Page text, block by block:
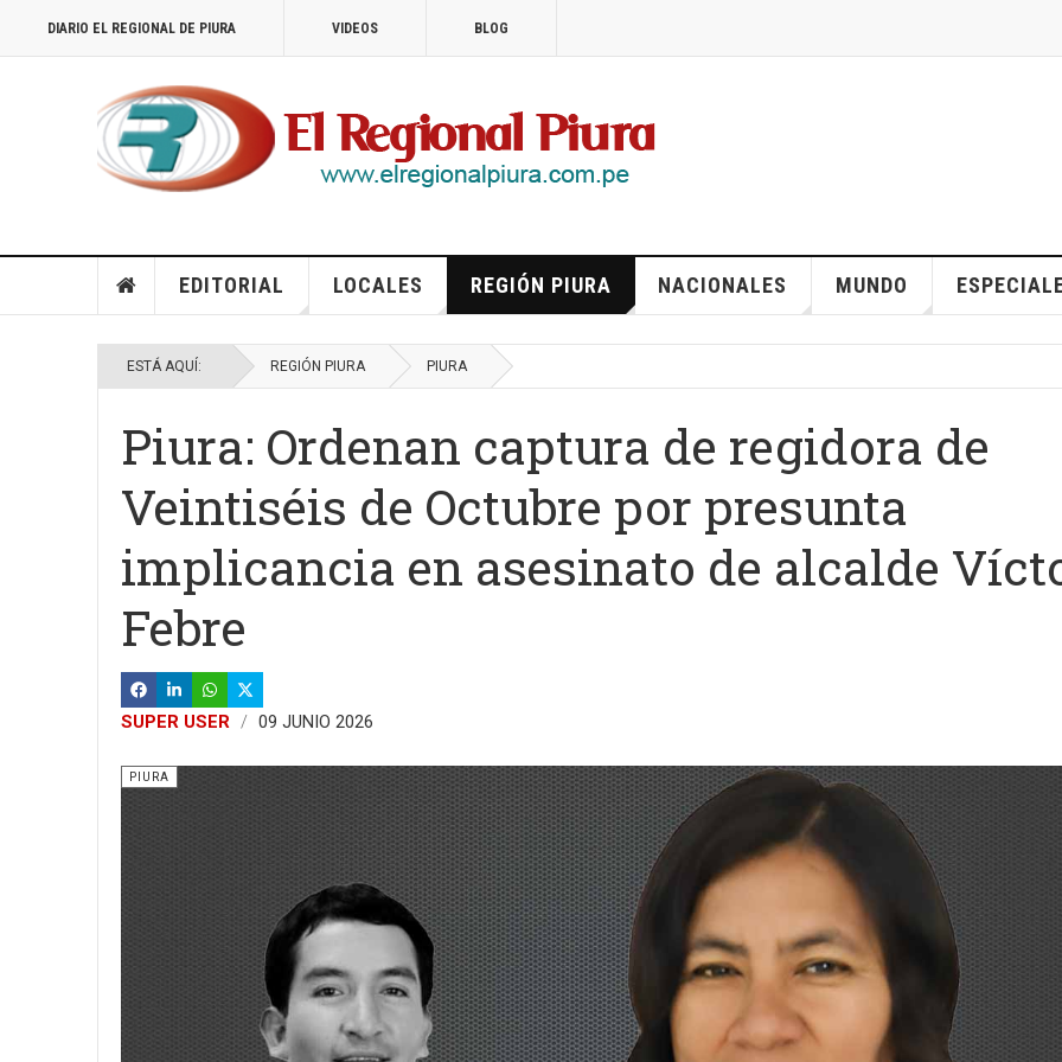
DIARIO EL REGIONAL DE PIURA VIDEOS BLOG
EDITORIAL LOCALES REGIÓN PIURA NACIONALES MUNDO
ESTÁ AQUÍ: REGIÓN PIURA PIURA
Piura: Ordenan captura de regidora de
Veintiséis de Octubre por presunta
implicancia en asesinato de alcalde
Febre
SUPER USER 09 JUNIO 2026
PIURA